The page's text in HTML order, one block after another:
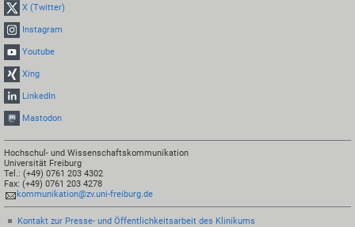
X (Twitter)
Instagram
Youtube
Xing
LinkedIn
Mastodon
Hochschul- und Wissenschaftskommunikation
Universität Freiburg
Tel.: (+49) 0761 203 4302
Fax: (+49) 0761 203 4278
kommunikation@zv.uni-freiburg.de
Kontakt zur Presse- und Öffentlichkeitsarbeit des Klinikums